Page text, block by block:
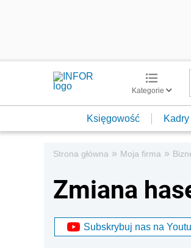
Kategorie
Księgowość Kadry
Strona główna » Moja firma »
Zmiana
Subskrybuj nas na